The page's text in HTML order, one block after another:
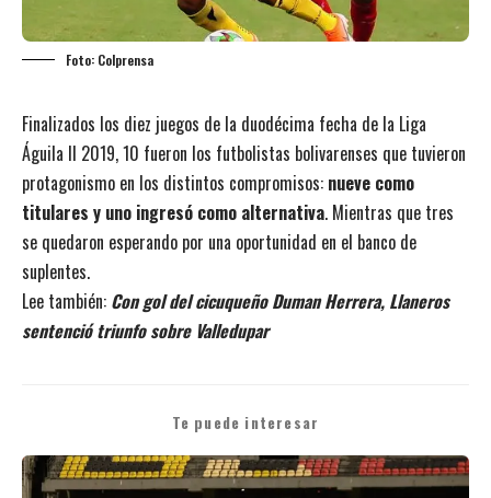
Foto: Colprensa
Finalizados los diez juegos de la duodécima fecha de la Liga
Águila II 2019, 10 fueron los futbolistas bolivarenses que tuvieron
protagonismo en los distintos compromisos: nueve como
titulares y uno ingresó como alternativa. Mientras que tres
se quedaron esperando por una oportunidad en el banco de
suplentes.
Lee también: Con gol del cicuqueño Duman Herrera, Llaneros
sentenció triunfo sobre Valledupar
Te puede interesar